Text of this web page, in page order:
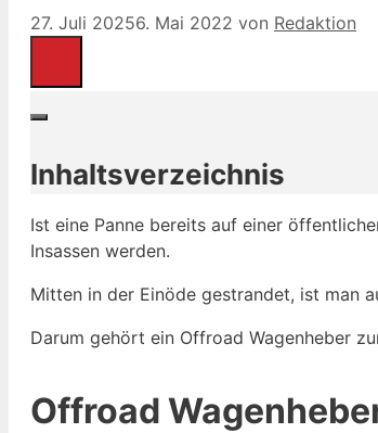
27. Juli 20256. Mai 2022 von Redaktion
Inhaltsverzeichnis
Ist eine Panne bereits auf einer
Insassen werden.
Mitten in der Einöde gestrandet, ist man
Darum gehört ein Offroad Wagenheber
Offroad